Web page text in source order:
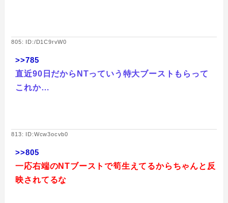
805: ID:/D1C9rvW0
>>785
直近90日だからNTっていう特大ブーストもらって
これか…
813: ID:Wcw3ocvb0
>>805
一応右端のNTブーストで筍生えてるからちゃんと反
映されてるな